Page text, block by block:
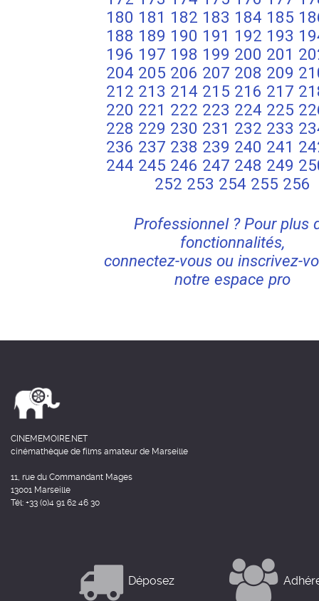
180 181 182 183 184 185
188 189 190 191 192 193
196 197 198 199 200 201
204 205 206 207 208 209
212 213 214 215 216 217
220 221 222 223 224 225
228 229 230 231 232 233
236 237 238 239 240 241
244 245 246 247 248 249
252 253 254 255 256
Professionnel ? Pour plus
fonctionnalités,
connectez-vous ou inscrivez-
notre espace pro
CINEMEMOIRE.NET
cinémathèque de films amateur de Marseille
11, rue du Commandant Mages
13001 Marseille
Tél: +33 (0)4 91 62 46 30
Déposez